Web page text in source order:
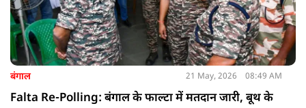
बंगाल 21 May, 2026 08:49 AM
Falta Re-Polling: बंगाल के फाल्टा में मतदान जारी, बूथ के